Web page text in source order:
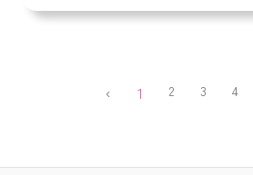
‹ Previous
1 (current)
2 3 4